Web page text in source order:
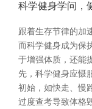
科学健身学问，
跟着生存节律的加
而科学健身成为保
于增强体质，还能
先，科学健身应慑
初始，如快走、慢
过度查考导致体格